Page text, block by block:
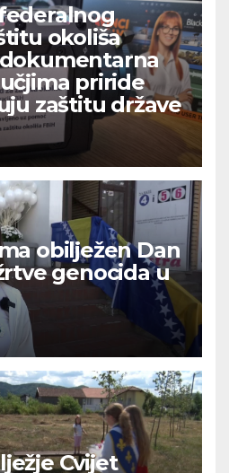
okoliša
priride
zaštitu države
obilježen Dan
genocida u
Cvijet